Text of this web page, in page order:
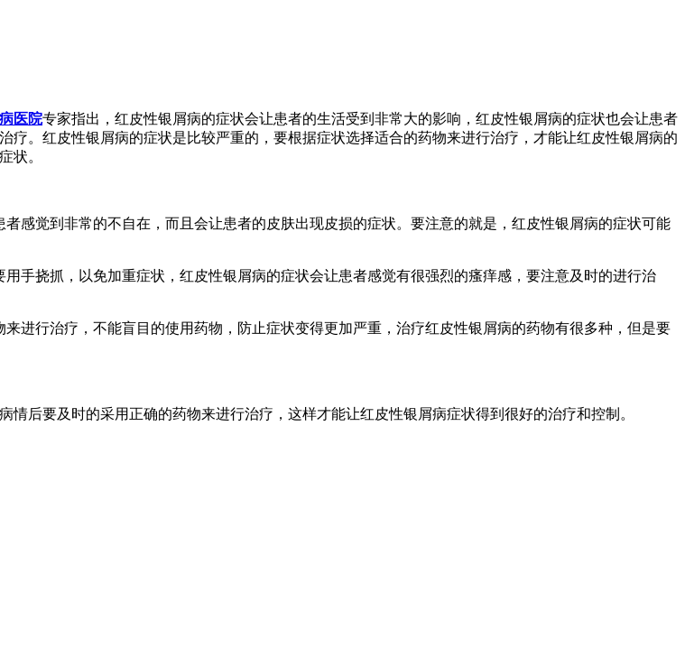
医院专家指出，红皮性银屑病的症状会让患者的生活受到非常大的影响，红皮性银屑病的症状也会让患者
。红皮性银屑病的症状是比较严重的，要根据症状选择适合的药物来进行治疗，才能让红皮性银屑病的
状。
感觉到非常的不自在，而且会让患者的皮肤出现皮损的症状。要注意的就是，红皮性银屑病的症状可能
手挠抓，以免加重症状，红皮性银屑病的症状会让患者感觉有很强烈的瘙痒感，要注意及时的进行治
进行治疗，不能盲目的使用药物，防止症状变得更加严重，治疗红皮性银屑病的药物有很多种，但是要
后要及时的采用正确的药物来进行治疗，这样才能让红皮性银屑病症状得到很好的治疗和控制。